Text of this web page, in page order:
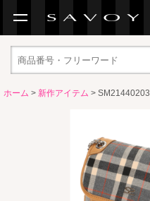
ホーム > 新作アイテム > SM21440203